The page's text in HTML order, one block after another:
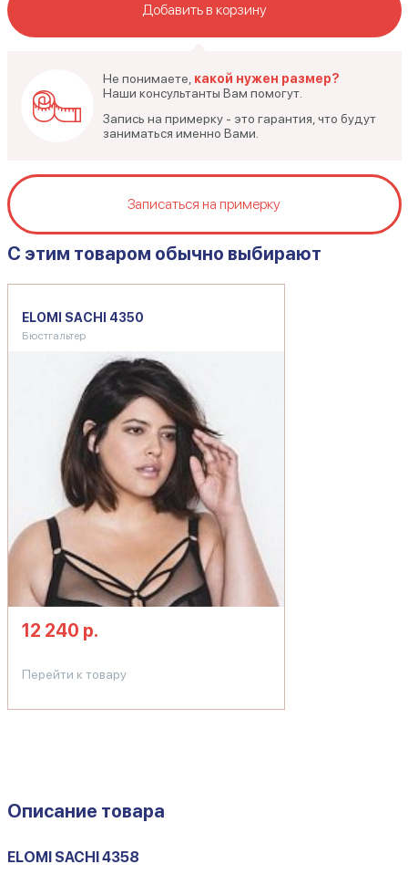
Добавить в корзину
Не понимаете, какой нужен размер?
Наши консультанты Вам помогут.
Запись на примерку - это гарантия, что будут
заниматься именно Вами.
Записаться на примерку
C этим товаром обычно выбирают
ELOMI SACHI 4350
Бюстгальтер
12 240 р.
Перейти к товару
Описание товара
ELOMI SACHI 4358